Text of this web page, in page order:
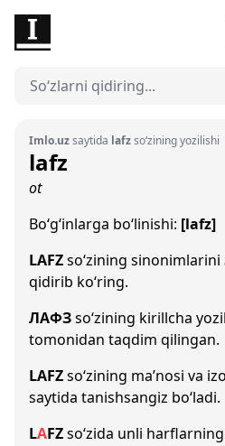
Imlo.uzsaytida lafzso‘zining yozilishi
lafz
ot
Bo‘g‘inlarga bo‘linishi: [lafz]
LAFZso‘zining sinonimlarini
qidirib ko‘ring.
ЛАФЗso‘zining kirillcha
tomonidan taqdim qilingan.
LAFZso‘zining ma’nosi va
saytida tanishsangiz bo‘ladi.
LAFZso‘zida unli